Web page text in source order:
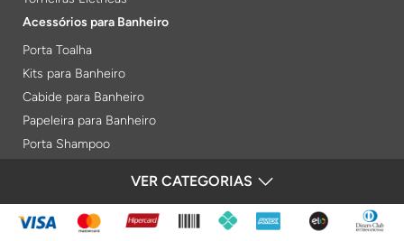
Acessórios para Banheiro
Porta Toalha
Kits para Banheiro
Cabide para Banheiro
Papeleira para Banheiro
Porta Shampoo
Porta Toalha Aquecido
Gabinetes para Banheiro
VER CATEGORIAS
FORMAS DE PAGAMENTO